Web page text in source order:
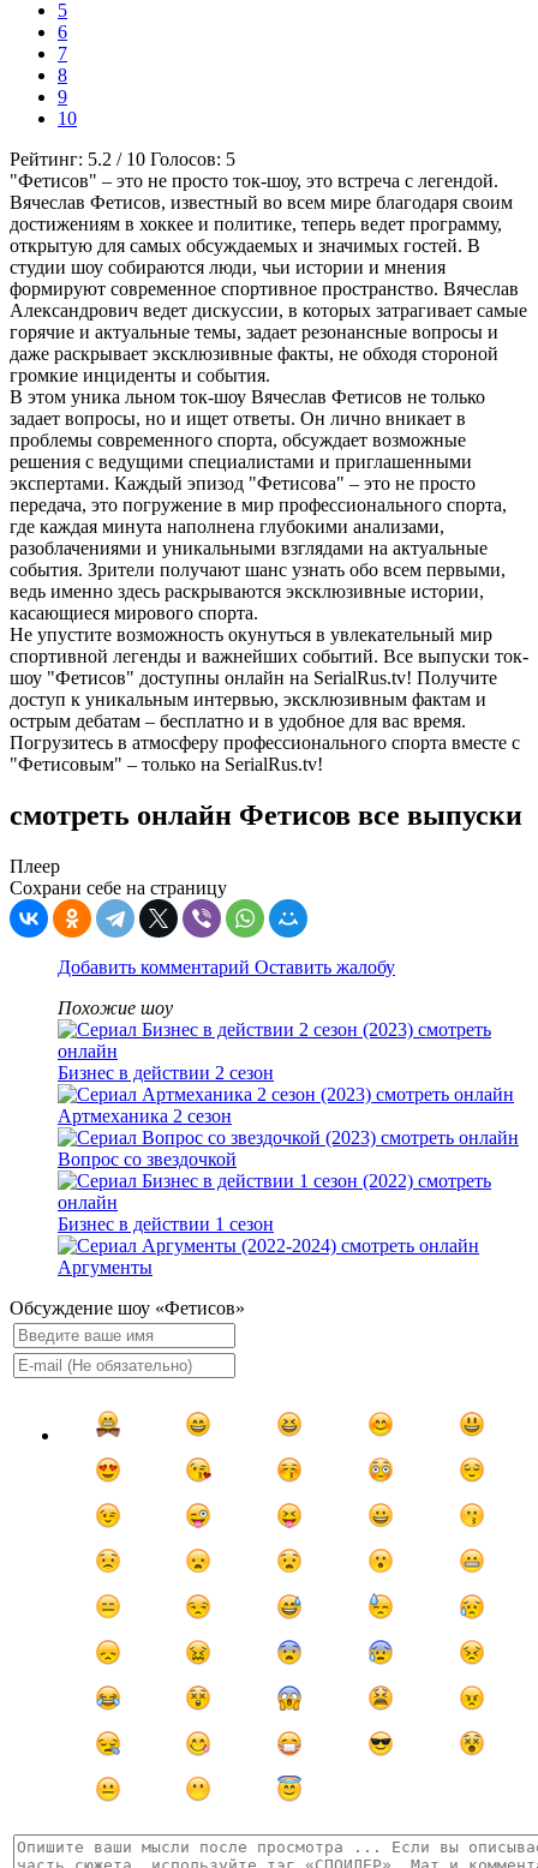
5
6
7
8
9
10
Рейтинг: 5.2 / 10 Голосов: 5
"Фетисов" – это не просто ток-шоу, это встреча с легендой.
Вячеслав Фетисов, известный во всем мире благодаря своим
достижениям в хоккее и политике, теперь ведет программу,
открытую для самых обсуждаемых и значимых гостей. В
студии шоу собираются люди, чьи истории и мнения
формируют современное спортивное пространство. Вячеслав
Александрович ведет дискуссии, в которых затрагивает самые
горячие и актуальные темы, задает резонансные вопросы и
даже раскрывает эксклюзивные факты, не обходя стороной
громкие инциденты и события.
В этом уника льном ток-шоу Вячеслав Фетисов не только
задает вопросы, но и ищет ответы. Он лично вникает в
проблемы современного спорта, обсуждает возможные
решения с ведущими специалистами и приглашенными
экспертами. Каждый эпизод "Фетисова" – это не просто
передача, это погружение в мир профессионального спорта,
где каждая минута наполнена глубокими анализами,
разоблачениями и уникальными взглядами на актуальные
события. Зрители получают шанс узнать обо всем первыми,
ведь именно здесь раскрываются эксклюзивные истории,
касающиеся мирового спорта.
Не упустите возможность окунуться в увлекательный мир
спортивной легенды и важнейших событий. Все выпуски ток-
шоу "Фетисов" доступны онлайн на SerialRus.tv! Получите
доступ к уникальным интервью, эксклюзивным фактам и
острым дебатам – бесплатно и в удобное для вас время.
Погрузитесь в атмосферу профессионального спорта вместе с
"Фетисовым" – только на SerialRus.tv!
смотреть онлайн Фетисов все выпуски
Плеер
Сохрани себе на страницу
Добавить комментарий Оставить жалобу
Похожие шоу
Бизнес в действии 2 сезон
Артмеханика 2 сезон
Вопрос со звездочкой
Бизнес в действии 1 сезон
Аргументы
Обсуждение шоу «Фетисов»